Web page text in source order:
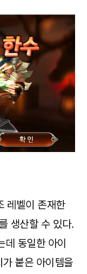
레벨이 존재한
생산할 수 있다.
데 동일한 아이
붙은 아이템을